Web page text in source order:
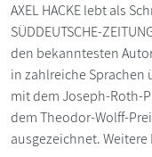
AXEL HACKE lebt als
SÜDDEUTSCHE-
den bekanntesten
in zahlreiche Sprachen
mit dem Joseph-Roth-
dem Theodor-Wolff-
ausgezeichnet.